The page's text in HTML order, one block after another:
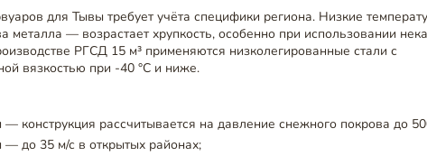
для Тывы требует учёта специфики региона. Низкие
металла — возрастает хрупкость, особенно при использовании
РГСД 15 м³ применяются низколегированные стали с
вязкостью при -40 °C и ниже.
— конструкция рассчитывается на давление снежного покрова до
— до 35 м/с в открытых районах;